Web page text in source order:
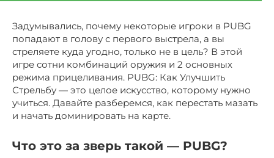
Задумывались, почему некоторые игроки в PUBG
попадают в голову с первого выстрела, а вы
стреляете куда угодно, только не в цель? В этой
игре сотни комбинаций оружия и 2 основных
режима прицеливания. PUBG: Как Улучшить
Стрельбу — это целое искусство, которому нужно
учиться. Давайте разберемся, как перестать мазать
и начать доминировать на карте.
Что это за зверь такой — PUBG?